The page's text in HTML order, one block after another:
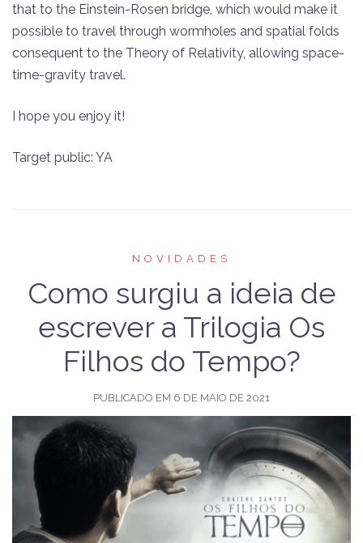
that to the Einstein-Rosen bridge, which would make it
possible to travel through wormholes and spatial folds
consequent to the Theory of Relativity, allowing space-
time-gravity travel.
I hope you enjoy it!
Target public: YA
NOVIDADES
Como surgiu a ideia de
escrever a Trilogia Os
Filhos do Tempo?
PUBLICADO EM 6 DE MAIO DE 2021